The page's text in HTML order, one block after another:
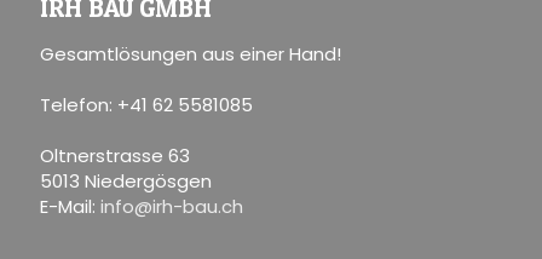
IRH BAU GMBH
Gesamtlösungen aus einer Hand!
Telefon: +41 62 5581085
Oltnerstrasse 63
5013 Niedergösgen
E-Mail: info@irh-bau.ch